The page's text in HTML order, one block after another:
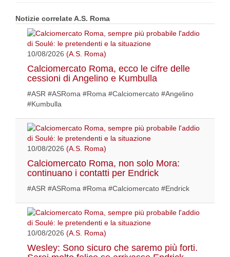
Notizie correlate A.S. Roma
10/08/2026 (A.S. Roma)
Calciomercato Roma, ecco le cifre delle
cessioni di Angelino e Kumbulla
#ASR #ASRoma #Roma #Calciomercato #Angelino
#Kumbulla
10/08/2026 (A.S. Roma)
Calciomercato Roma, non solo Mora:
continuano i contatti per Endrick
#ASR #ASRoma #Roma #Calciomercato #Endrick
10/08/2026 (A.S. Roma)
Wesley: Sono sicuro che saremo più forti.